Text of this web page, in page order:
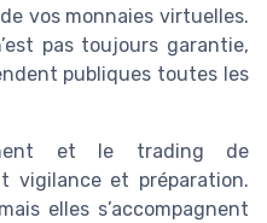
vos monnaies virtuelles.
pas toujours garantie,
publiques toutes les
et le trading de
vigilance et préparation.
elles s’accompagnent